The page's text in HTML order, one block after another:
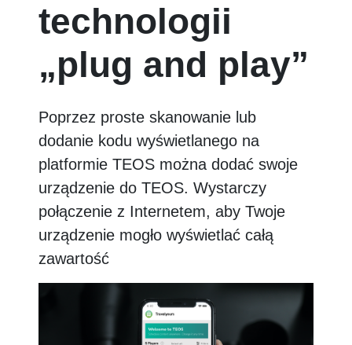
technologii
„plug and play”
Poprzez proste skanowanie lub
dodanie kodu wyświetlanego na
platformie TEOS można dodać swoje
urządzenie do TEOS. Wystarczy
połączenie z Internetem, aby Twoje
urządzenie mogło wyświetlać całą
zawartość